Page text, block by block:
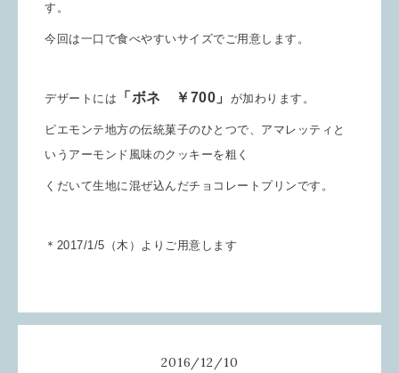
す。
今回は一口で食べやすいサイズでご用意します。
デザートには 「ボネ ￥700」 が加わります。
ピエモンテ地方の伝統菓子のひとつで、アマレッティと
いうアーモンド風味のクッキーを粗く
くだいて生地に混ぜ込んだチョコレートプリンです。
＊2017/1/5（木）よりご用意します
2016/12/10